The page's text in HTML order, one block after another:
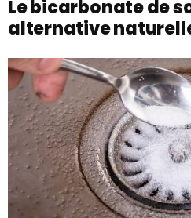
Le bicarbonate de
alternative